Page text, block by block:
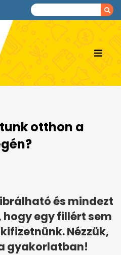
otthon a
és mindezt
egy fillért sem
Nézzük,
gyakorlatban!